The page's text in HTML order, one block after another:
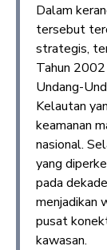
Dalam
tersebut
strategis,
Tahun
Undang-
Kelautan
keamanan
nasional.
yang
pada
menjadikan
pusat
kawasan.